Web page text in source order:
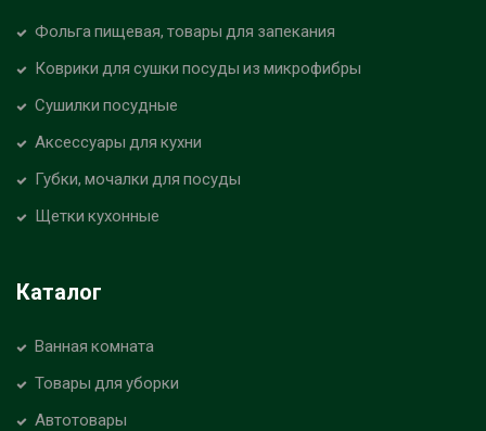
Фольга пищевая, товары для запекания
Коврики для сушки посуды из микрофибры
Сушилки посудные
Аксессуары для кухни
Губки, мочалки для посуды
Щетки кухонные
Каталог
Ванная комната
Товары для уборки
Автотовары